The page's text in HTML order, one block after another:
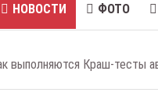
НОВОСТИ ФОТО
выполняются Краш-тесты